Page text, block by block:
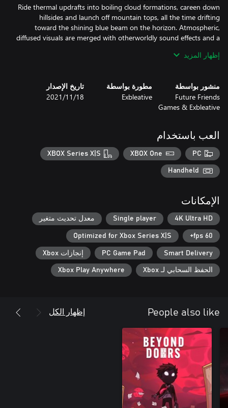
Ride thermal updrafts into boiling cloud formations, careen down
hillsides and launch off mountain tops, all the time drifting
toward the shining blue beam on the horizon. Atmospheric,
diffused visuals are merged with otherworldly sound effects and a
Pilot your craft on mankind's first voyage outside the solar
إظهار المزيد
منشور بواسطة
Future Friends
Games & Exbleative
مطورة بواسطة
Exbleative
تاريخ الإصدار
18‏/11‏/2021
العب باستخدام
PC
XBOX One
XBOX Series X|S
Handheld
الإمكانات
4K Ultra HD
Single player معدل تحديث متغير
60 fps+
Optimized for Xbox Series X|S
Smart Delivery
PC Game Pad إنجازات Xbox
الحفظ السحابي لـ Xbox Xbox Play Anywhere
People also like إظهار الكل